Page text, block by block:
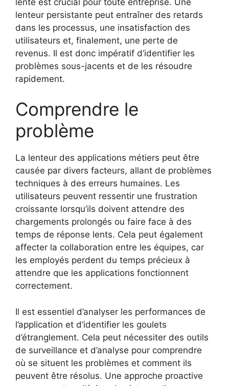
lenteur persistante peut entraîner des retards
dans les processus, une insatisfaction des
utilisateurs et, finalement, une perte de
revenus. Il est donc impératif d’identifier les
problèmes sous-jacents et de les résoudre
rapidement.
Comprendre le
problème
La lenteur des applications métiers peut être
causée par divers facteurs, allant de problèmes
techniques à des erreurs humaines. Les
utilisateurs peuvent ressentir une frustration
croissante lorsqu’ils doivent attendre des
chargements prolongés ou faire face à des
temps de réponse lents. Cela peut également
affecter la collaboration entre les équipes, car
les employés perdent du temps précieux à
attendre que les applications fonctionnent
correctement.
Il est essentiel d’analyser les performances de
l’application et d’identifier les goulets
d’étranglement. Cela peut nécessiter des outils
de surveillance et d’analyse pour comprendre
où se situent les problèmes et comment ils
peuvent être résolus. Une approche proactive